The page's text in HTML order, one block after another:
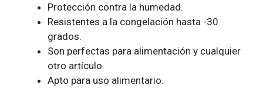
Protección contra la humedad.
Resistentes a la congelación hasta -30
grados.
Son perfectas para alimentación y cualquier
otro artículo.
Apto para uso alimentario.